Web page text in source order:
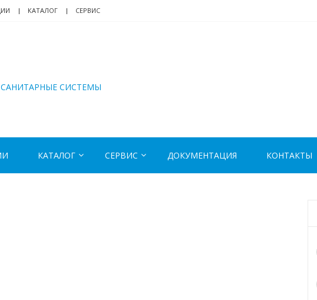
КАТАЛОГ СЕРВИС
СИСТЕМЫ
КАТАЛОГ СЕРВИС ДОКУМЕНТАЦИЯ КОНТАКТЫ